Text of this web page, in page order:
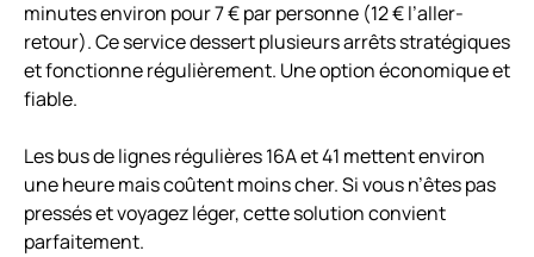
minutes environ pour 7 € par personne (12 € l’aller-
retour). Ce service dessert plusieurs arrêts stratégiques
et fonctionne régulièrement. Une option économique et
fiable.
Les bus de lignes régulières 16A et 41 mettent environ
une heure mais coûtent moins cher. Si vous n’êtes pas
pressés et voyagez léger, cette solution convient
parfaitement.